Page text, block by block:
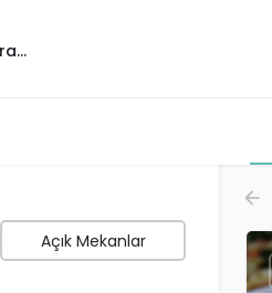
Açık Mekanlar